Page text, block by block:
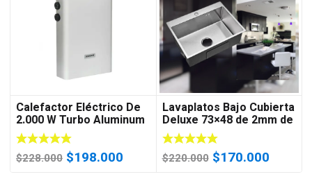
Calefactor Eléctrico De
2.000 W Turbo Aluminum
EE2 (Certificado)
$228.000 El
$198.000
Lavaplatos Bajo Cubierta
Deluxe 73×48 de 2mm de
Espesor Acero
Inoxidable
$220.000 El
$170.000El